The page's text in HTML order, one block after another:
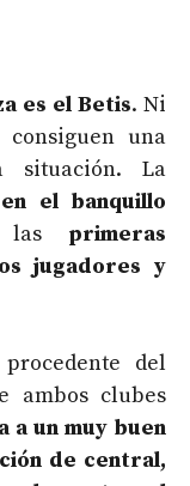
es el Betis. Ni
una
La
el banquillo
las primeras
jugadores y
del
ambos clubes
a un muy buen
de central,